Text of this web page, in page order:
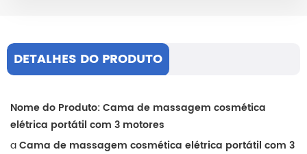
DETALHES DO PRODUTO
Nome do Produto:Cama de massagem cosmética
elétrica portátil com 3 motores
aCama de massagem cosmética elétrica portátil com 3